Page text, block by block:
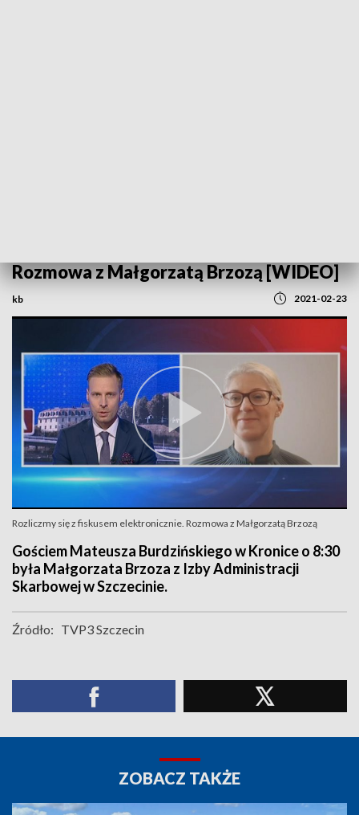
Rozmowa z Małgorzatą Brzozą [WIDEO]
kb 2021-02-23
Rozliczmy się z fiskusem elektronicznie. Rozmowa z Małgorzatą Brzozą
Gościem Mateusza Burdzińskiego w Kronice o 8:30
była Małgorzata Brzoza z Izby Administracji
Skarbowej w Szczecinie.
Źródło: TVP3 Szczecin
ZOBACZ TAKŻE